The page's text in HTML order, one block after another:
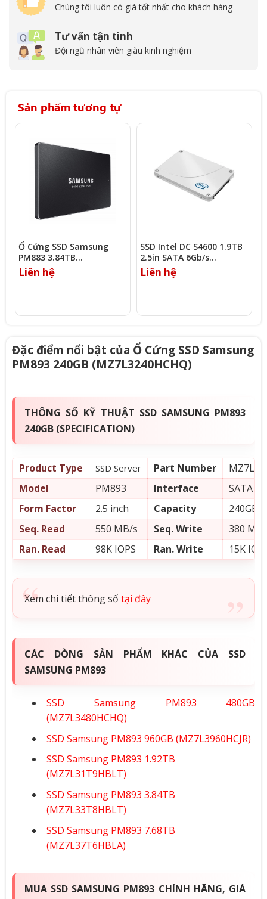
Chúng tôi luôn có giá tốt nhất cho khách hàng
Tư vấn tận tình
Đội ngũ nhân viên giàu kinh nghiệm
Sản phẩm tương tự
Ổ Cứng SSD Samsung
PM883 3.84TB
(MZ7LH3T8HMLT)
Liên hệ
SSD Intel DC S4600 1.9TB
2.5in SATA 6Gb/s
(SSDSC2KG019T701)
Liên hệ
Đặc điểm nổi bật của Ổ Cứng SSD Samsung
PM893 240GB (MZ7L3240HCHQ)
THÔNG SỐ KỸ THUẬT SSD SAMSUNG PM893
240GB (SPECIFICATION)
Product Type SSD Server Part Number
Model
PM893 Interface
SATA
Form Factor
2.5 inch Capacity
240GB
Seq. Read
550 MB/s Seq. Write
380
Ran. Read
98K IOPS Ran. Write 15K
Xem chi tiết thông số tại đây
CÁC DÒNG SẢN PHẨM KHÁC CỦA SSD
SAMSUNG PM893
SSD Samsung PM893 480GB
(MZ7L3480HCHQ)
SSD Samsung PM893 960GB (MZ7L3960HCJR)
SSD Samsung PM893 1.92TB
(MZ7L31T9HBLT)
SSD Samsung PM893 3.84TB
(MZ7L33T8HBLT)
SSD Samsung PM893 7.68TB
(MZ7L37T6HBLA)
MUA SSD SAMSUNG PM893 CHÍNH HÃNG, GIÁ